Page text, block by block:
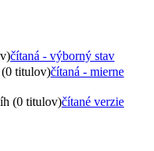
čítaná - výborný stav
(0 titulov)čítaná - mierne
(0 titulov)čítané verzie